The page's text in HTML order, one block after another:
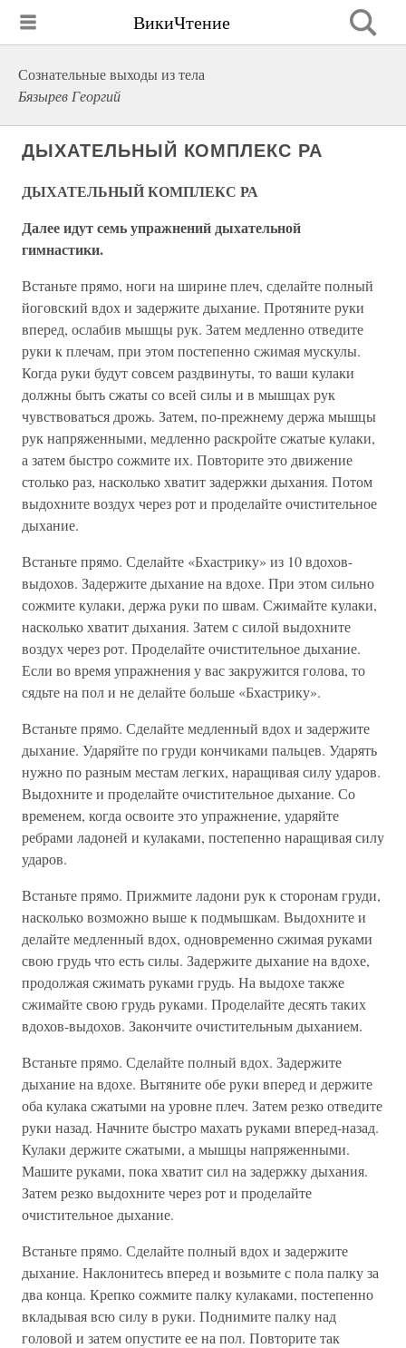
ВикиЧтение
Сознательные выходы из тела
Бязырев Георгий
ДЫХАТЕЛЬНЫЙ КОМПЛЕКС РА
ДЫХАТЕЛЬНЫЙ КОМПЛЕКС РА
Далее идут семь упражнений дыхательной
гимнастики.
Встаньте прямо, ноги на ширине плеч, сделайте полный
йоговский вдох и задержите дыхание. Протяните руки
вперед, ослабив мышцы рук. Затем медленно отведите
руки к плечам, при этом постепенно сжимая мускулы.
Когда руки будут совсем раздвинуты, то ваши кулаки
должны быть сжаты со всей силы и в мышцах рук
чувствоваться дрожь. Затем, по-прежнему держа мышцы
рук напряженными, медленно раскройте сжатые кулаки,
а затем быстро сожмите их. Повторите это движение
столько раз, насколько хватит задержки дыхания. Потом
выдохните воздух через рот и проделайте очистительное
дыхание.
Встаньте прямо. Сделайте «Бхастрику» из 10 вдохов-
выдохов. Задержите дыхание на вдохе. При этом сильно
сожмите кулаки, держа руки по швам. Сжимайте кулаки,
насколько хватит дыхания. Затем с силой выдохните
воздух через рот. Проделайте очистительное дыхание.
Если во время упражнения у вас закружится голова, то
сядьте на пол и не делайте больше «Бхастрику».
Встаньте прямо. Сделайте медленный вдох и задержите
дыхание. Ударяйте по груди кончиками пальцев. Ударять
нужно по разным местам легких, наращивая силу ударов.
Выдохните и проделайте очистительное дыхание. Со
временем, когда освоите это упражнение, ударяйте
ребрами ладоней и кулаками, постепенно наращивая силу
ударов.
Встаньте прямо. Прижмите ладони рук к сторонам груди,
насколько возможно выше к подмышкам. Выдохните и
делайте медленный вдох, одновременно сжимая руками
свою грудь что есть силы. Задержите дыхание на вдохе,
продолжая сжимать руками грудь. На выдохе также
сжимайте свою грудь руками. Проделайте десять таких
вдохов-выдохов. Закончите очистительным дыханием.
Встаньте прямо. Сделайте полный вдох. Задержите
дыхание на вдохе. Вытяните обе руки вперед и держите
оба кулака сжатыми на уровне плеч. Затем резко отведите
руки назад. Начните быстро махать руками вперед-назад.
Кулаки держите сжатыми, а мышцы напряженными.
Машите руками, пока хватит сил на задержку дыхания.
Затем резко выдохните через рот и проделайте
очистительное дыхание.
Встаньте прямо. Сделайте полный вдох и задержите
дыхание. Наклонитесь вперед и возьмите с пола палку за
два конца. Крепко сожмите палку кулаками, постепенно
вкладывая всю силу в руки. Поднимите палку над
головой и затем опустите ее на пол. Повторите так